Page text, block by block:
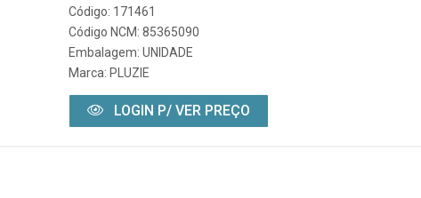
Código: 171461
Código NCM: 85365090
Embalagem: UNIDADE
Marca: PLUZIE
LOGIN P/ VER PREÇO